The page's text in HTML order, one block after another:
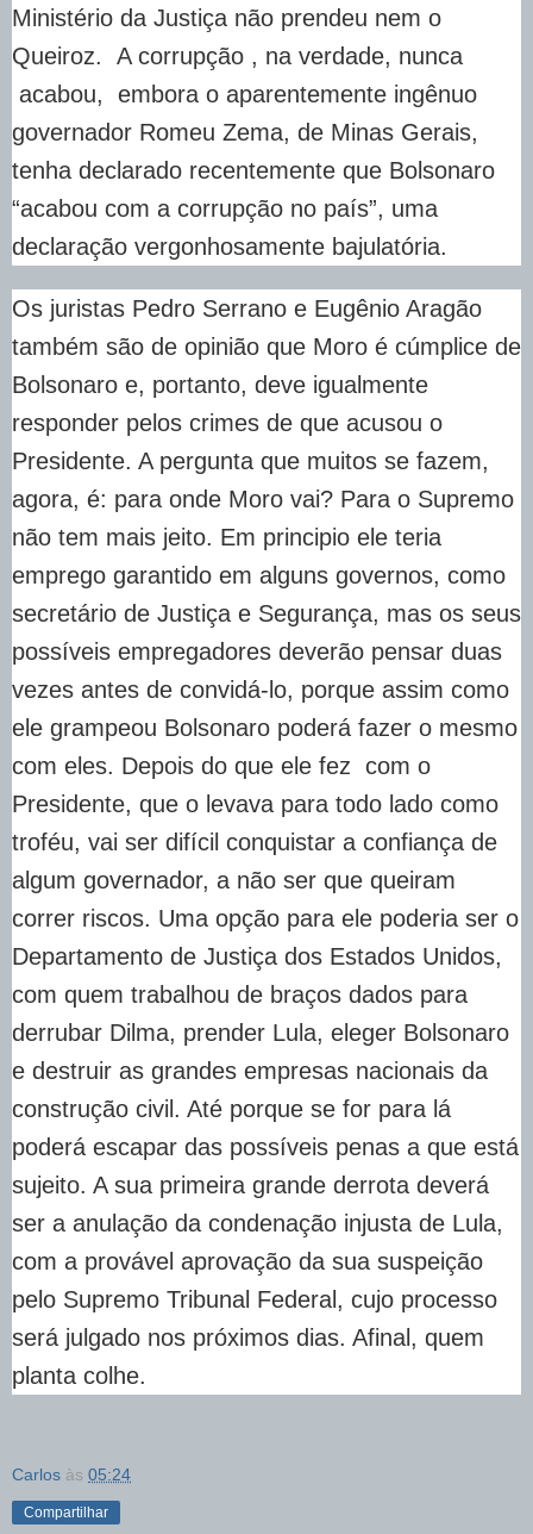
Ministério da Justiça não prendeu nem o
Queiroz. A corrupção , na verdade, nunca
acabou, embora o aparentemente ingênuo
governador Romeu Zema, de Minas Gerais,
tenha declarado recentemente que Bolsonaro
“acabou com a corrupção no país”, uma
declaração vergonhosamente bajulatória.
Os juristas Pedro Serrano e Eugênio Aragão
também são de opinião que Moro é cúmplice de
Bolsonaro e, portanto, deve igualmente
responder pelos crimes de que acusou o
Presidente. A pergunta que muitos se fazem,
agora, é: para onde Moro vai? Para o Supremo
não tem mais jeito. Em principio ele teria
emprego garantido em alguns governos, como
secretário de Justiça e Segurança, mas os seus
possíveis empregadores deverão pensar duas
vezes antes de convidá-lo, porque assim como
ele grampeou Bolsonaro poderá fazer o mesmo
com eles. Depois do que ele fez com o
Presidente, que o levava para todo lado como
troféu, vai ser difícil conquistar a confiança de
algum governador, a não ser que queiram
correr riscos. Uma opção para ele poderia ser o
Departamento de Justiça dos Estados Unidos,
com quem trabalhou de braços dados para
derrubar Dilma, prender Lula, eleger Bolsonaro
e destruir as grandes empresas nacionais da
construção civil. Até porque se for para lá
poderá escapar das possíveis penas a que está
sujeito. A sua primeira grande derrota deverá
ser a anulação da condenação injusta de Lula,
com a provável aprovação da sua suspeição
pelo Supremo Tribunal Federal, cujo processo
será julgado nos próximos dias. Afinal, quem
planta colhe.
Carlos às 05:24
Compartilhar